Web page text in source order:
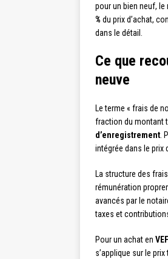
pour un bien neuf, le
% du prix d’achat,
dans le détail.
Ce que
neuve
Le terme « frais de
fraction du montant
d’enregistrement
intégrée dans le prix
La structure des
rémunération
avancés par le
taxes et
Pour un achat en
s’applique sur le